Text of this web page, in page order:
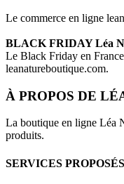
Le commerce en ligne
BLACK FRIDAYLéa
Le Black Friday en
leanatureboutique.com.
À PROPOS DE
La boutique en ligne Léa
produits.
SERVICES PROPOSÉS